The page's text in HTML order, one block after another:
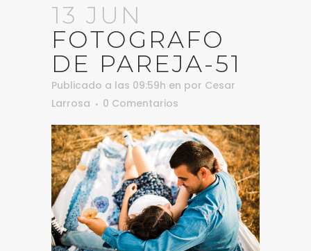
13 JUN
FOTOGRAFO
DE PAREJA-51
Publicado a las 09:59h en por Cesar
Larrosa
0 Comentarios